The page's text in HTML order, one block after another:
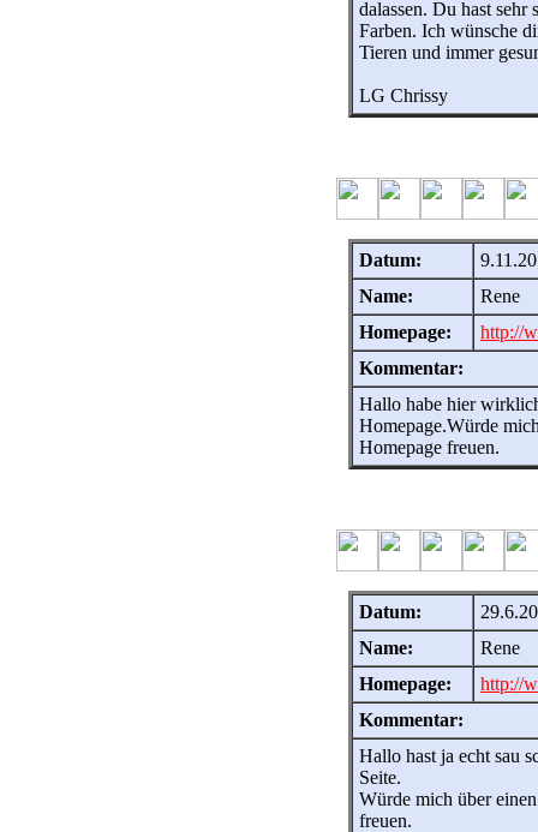
dalassen. Du hast sehr
Farben. Ich wünsche
Tieren und immer
LG Chrissy
Datum:
Name:
Rene
Homepage:
http://
Kommentar:
Hallo habe hier
Homepage.Würde
Homepage freuen.
Datum:
Name:
Rene
Homepage:
http://
Kommentar:
Hallo hast ja echt sau
Seite.
Würde mich über
freuen.